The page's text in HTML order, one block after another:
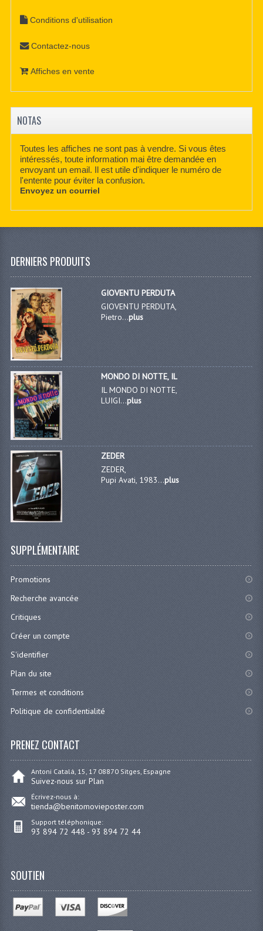
Conditions d'utilisation
Contactez-nous
Affiches en vente
NOTAS
Toutes les affiches ne sont pas à vendre. Si vous êtes
intéressés, toute information mai être demandée en
envoyant un email. Il est utile d'indiquer le numéro de
l'entente pour éviter la confusion.
Envoyez un courriel
DERNIERS PRODUITS
GIOVENTU PERDUTA
GIOVENTU PERDUTA,
Pietro...plus
MONDO DI NOTTE, IL
IL MONDO DI NOTTE,
LUIGI...plus
ZEDER
ZEDER,
Pupi Avati, 1983...plus
SUPPLÉMENTAIRE
Promotions
Recherche avancée
Critiques
Créer un compte
S'identifier
Plan du site
Termes et conditions
Politique de confidentialité
PRENEZ CONTACT
Antoni Catalá, 15, 17 08870 Sitges, Espagne
Suivez-nous sur Plan
Écrivez-nous à:
tienda@benitomovieposter.com
Support téléphonique:
93 894 72 448 - 93 894 72 44
SOUTIEN